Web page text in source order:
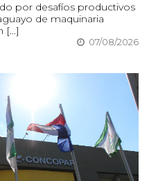
por desafíos productivos
de maquinaria
[...]
07/08/2026